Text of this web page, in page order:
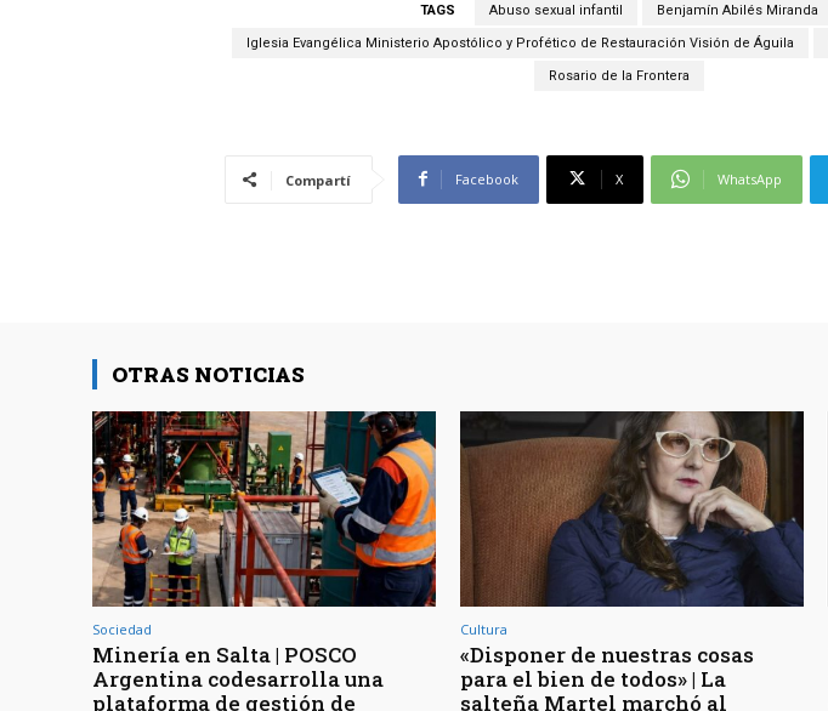
TAGS Abuso sexual infantil Benjamín Abilés Miranda
Iglesia Evangélica Ministerio Apostólico y Profético de Restauración Visión de Águila
Rosario de la Frontera
Compartí Facebook X WhatsApp
OTRAS NOTICIAS
Sociedad
Minería en Salta | POSCO
Argentina codesarrolla una
plataforma de gestión de
Cultura
«Disponer de nuestras cosas
para el bien de todos» | La
salteña Martel marchó al